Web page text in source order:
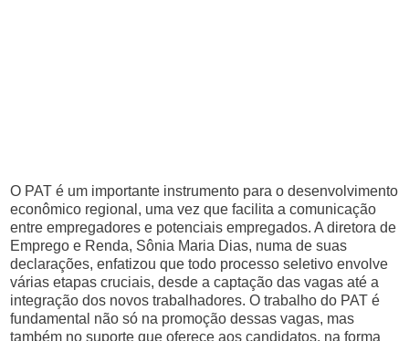
O PAT é um importante instrumento para o desenvolvimento
econômico regional, uma vez que facilita a comunicação
entre empregadores e potenciais empregados. A diretora de
Emprego e Renda, Sônia Maria Dias, numa de suas
declarações, enfatizou que todo processo seletivo envolve
várias etapas cruciais, desde a captação das vagas até a
integração dos novos trabalhadores. O trabalho do PAT é
fundamental não só na promoção dessas vagas, mas
também no suporte que oferece aos candidatos, na forma